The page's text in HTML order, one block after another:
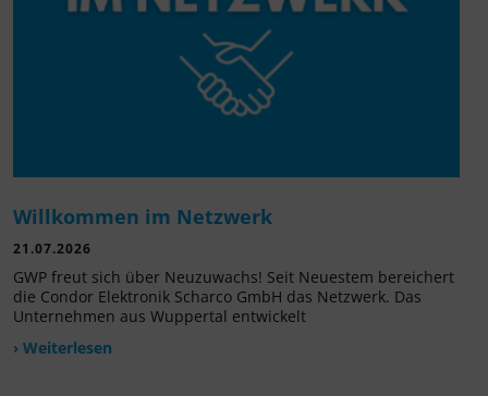
Willkommen im Netzwerk
21.07.2026
GWP freut sich über Neuzuwachs! Seit Neuestem bereichert
die Condor Elektronik Scharco GmbH das Netzwerk. Das
Unternehmen aus Wuppertal entwickelt
› Weiterlesen